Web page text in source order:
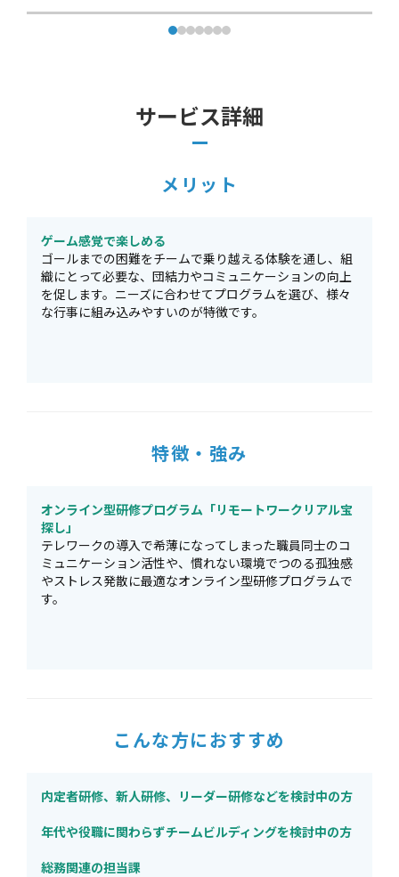
サービス詳細
メリット
ゲーム感覚で楽しめる
ゴールまでの困難をチームで乗り越える体験を通し、組
織にとって必要な、団結力やコミュニケーションの向上
を促します。ニーズに合わせてプログラムを選び、様々
な行事に組み込みやすいのが特徴です。
特徴・強み
オンライン型研修プログラム「リモートワークリアル宝
探し」
テレワークの導入で希薄になってしまった職員同士のコ
ミュニケーション活性や、慣れない環境でつのる孤独感
やストレス発散に最適なオンライン型研修プログラムで
す。
こんな方におすすめ
内定者研修、新人研修、リーダー研修などを検討中の方
年代や役職に関わらずチームビルディングを検討中の方
総務関連の担当課